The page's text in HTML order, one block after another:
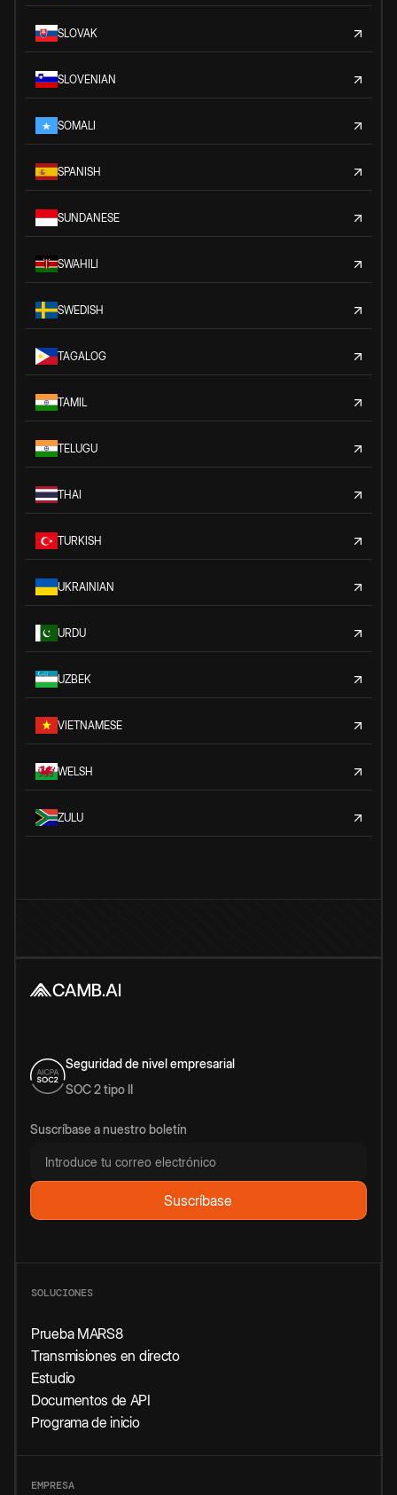
SLOVAK
SLOVENIAN
SOMALI
SPANISH
SUNDANESE
SWAHILI
SWEDISH
TAGALOG
TAMIL
TELUGU
THAI
TURKISH
UKRAINIAN
URDU
UZBEK
VIETNAMESE
WELSH
ZULU
Seguridad de nivel empresarial
SOC 2 tipo II
Suscríbase a nuestro boletín
SOLUCIONES
Prueba MARS8
Transmisiones en directo
Estudio
Documentos de API
Programa de inicio
EMPRESA